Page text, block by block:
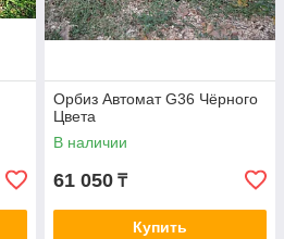
Орбиз Автомат G36 Чёрного
Цвета
В наличии
61 050 ₸
Купить